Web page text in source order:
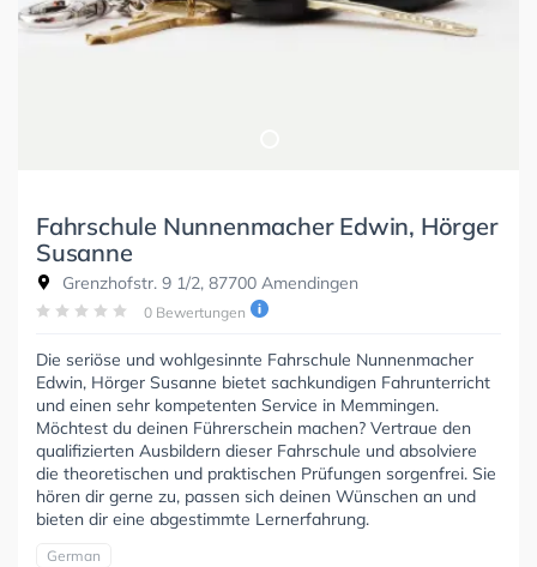
Fahrschule Nunnenmacher Edwin, Hörger
Susanne
Grenzhofstr. 9 1/2, 87700 Amendingen
0 Bewertungen
Die seriöse und wohlgesinnte Fahrschule Nunnenmacher
Edwin, Hörger Susanne bietet sachkundigen Fahrunterricht
und einen sehr kompetenten Service in Memmingen.
Möchtest du deinen Führerschein machen? Vertraue den
qualifizierten Ausbildern dieser Fahrschule und absolviere
die theoretischen und praktischen Prüfungen sorgenfrei. Sie
hören dir gerne zu, passen sich deinen Wünschen an und
bieten dir eine abgestimmte Lernerfahrung.
German